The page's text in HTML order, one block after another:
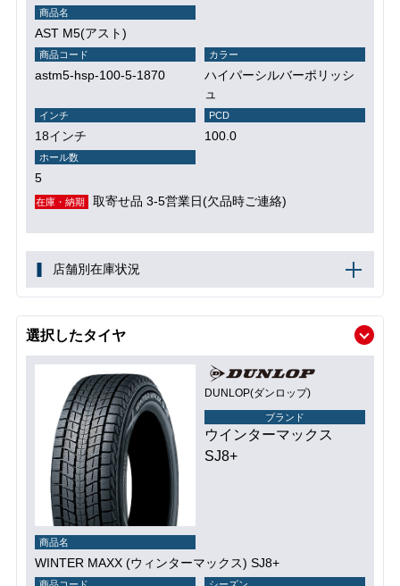
商品名
AST M5(アスト)
商品コード
astm5-hsp-100-5-1870
カラー
ハイパーシルバーポリッシ
ュ
インチ
18インチ
PCD
100.0
ホール数
5
在庫・納期 取寄せ品 3-5営業日(欠品時ご連絡)
店舗別在庫状況
選択したタイヤ
DUNLOP(ダンロップ)
ブランド
ウインターマックス
SJ8+
商品名
WINTER MAXX (ウィンターマックス) SJ8+
商品コード シーズン